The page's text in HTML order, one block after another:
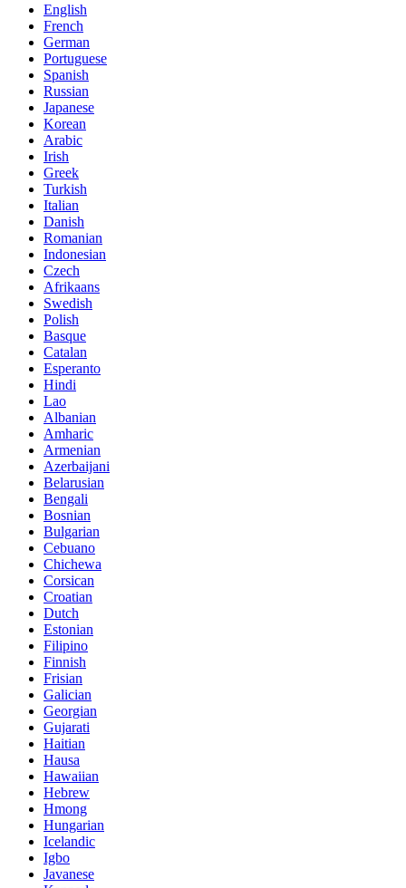
English
French
German
Portuguese
Spanish
Russian
Japanese
Korean
Arabic
Irish
Greek
Turkish
Italian
Danish
Romanian
Indonesian
Czech
Afrikaans
Swedish
Polish
Basque
Catalan
Esperanto
Hindi
Lao
Albanian
Amharic
Armenian
Azerbaijani
Belarusian
Bengali
Bosnian
Bulgarian
Cebuano
Chichewa
Corsican
Croatian
Dutch
Estonian
Filipino
Finnish
Frisian
Galician
Georgian
Gujarati
Haitian
Hausa
Hawaiian
Hebrew
Hmong
Hungarian
Icelandic
Igbo
Javanese